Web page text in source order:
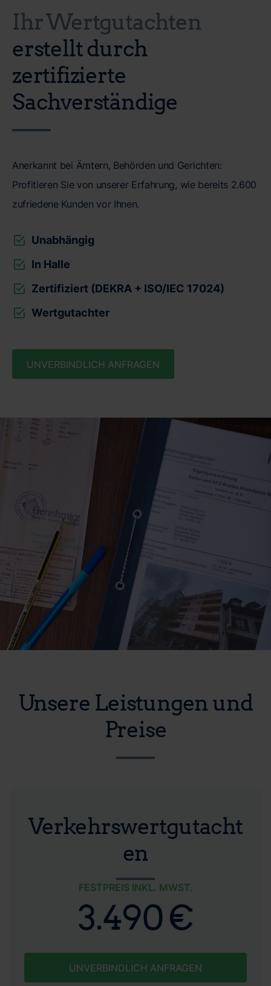
Ihr Wertgutachten
erstellt durch
zertifizierte
Sachverständige
Anerkannt bei Ämtern, Behörden und Gerichten:
Profitieren Sie von unserer Erfahrung, wie bereits 2.600
zufriedene Kunden vor Ihnen.
Unabhängig
In Halle
Zertifiziert (DEKRA + ISO/IEC 17024)
Wertgutachter
UNVERBINDLICH ANFRAGEN
Unsere Leistungen und
Preise
Verkehrswertgutacht
en
FESTPREIS INKL. MWST.
3.490 €
UNVERBINDLICH ANFRAGEN